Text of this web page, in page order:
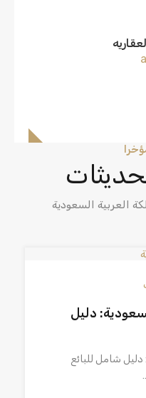
العربية السعودية
دليل
دليل شامل للبائع